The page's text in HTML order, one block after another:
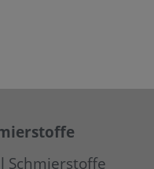
Schmierstoffe